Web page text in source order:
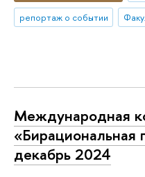
репортаж о событии
Международная
«Бирациональная
декабрь 2024